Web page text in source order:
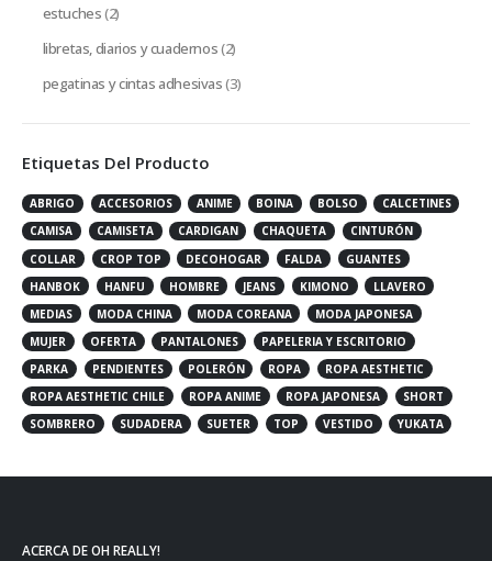
estuches(2)
libretas, diarios y cuadernos(2)
pegatinas y cintas adhesivas(3)
Etiquetas Del Producto
ABRIGO ACCESORIOS ANIME BOINA BOLSO
CALCETINES
CAMISA
CAMISETA CARDIGAN CHAQUETA
CINTURÓN
COLLAR
CROP TOP DECOHOGAR FALDA
GUANTES
HANBOK
HANFU HOMBRE JEANS KIMONO
LLAVERO
MEDIAS
MODA CHINA MODA COREANA
MODA JAPONESA
MUJER
OFERTA PANTALONES
PAPELERIA Y ESCRITORIO
PARKA
PENDIENTES POLERÓN ROPA
ROPA AESTHETIC
ROPA AESTHETIC CHILE
ROPA ANIME ROPA JAPONESA
SHORT
SOMBRERO
SUDADERA SUETER TOP VESTIDO YUKATA
ACERCA DE OH REALLY!